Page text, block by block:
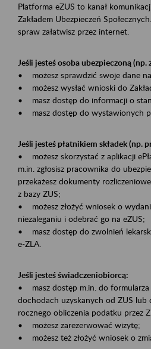
Platforma eZUS to kanał
Zakładem Ubezpieczeń
spraw załatwisz przez internet.
Jeśli jesteś osoba ubezpieczoną
• możesz sprawdzić swoje dane
• możesz wysłać wnioski do
• masz dostęp do informacji o
• masz dostęp do wystawionych
Jeśli jesteś płatnikiem składek (np.
• możesz skorzystać z aplikacji
m.in. zgłosisz pracownika do
przekażesz dokumenty
z bazy ZUS;
• możesz złożyć wniosek o
niezaleganiu i odebrać go na eZUS;
• masz dostęp do zwolnień
e-ZLA.
Jeśli jesteś świadczeniobiorcą:
• masz dostęp m.in. do formularza
dochodach uzyskanych od ZUS lub
rocznego obliczenia podatku przez
• możesz zarezerwować wizytę;
• możesz też złożyć wniosek o